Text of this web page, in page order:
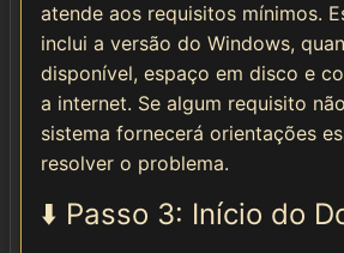
atende aos requisitos mínimos.
inclui a versão do Windows,
disponível, espaço em disco e
a internet. Se algum requisito
sistema fornecerá orientações
resolver o problema.
⬇️ Passo 3: Início do